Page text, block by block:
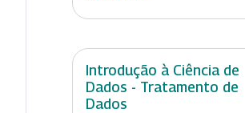
Introdução à Ciência de
Dados - Tratamento de
Dados